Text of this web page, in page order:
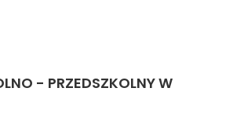
- PRZEDSZKOLNY W